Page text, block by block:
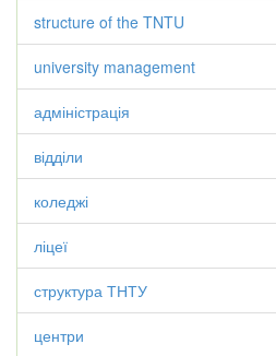
structure of the TNTU
university management
адміністрація
відділи
коледжі
ліцеї
структура ТНТУ
центри